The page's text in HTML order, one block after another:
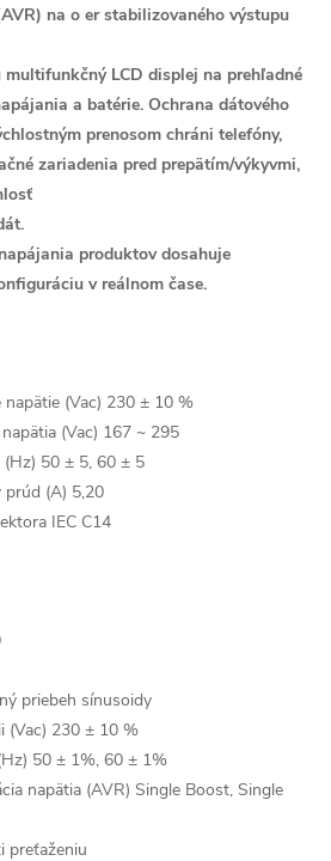
na o er stabilizovaného výstupu
LCD displej na prehľadné
a batérie. Ochrana dátového
prenosom chráni telefóny,
zariadenia pred prepätím/výkyvmi,
produktov dosahuje
v reálnom čase.
(Vac) 230 ± 10 %
(Vac) 167 ~ 295
50 ± 5, 60 ± 5
(A) 5,20
IEC C14
priebeh sínusoidy
(Vac) 230 ± 10 %
50 ± 1%, 60 ± 1%
napätia (AVR) Single Boost, Single
preťaženiu